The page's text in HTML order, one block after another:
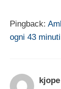
Pingback:
ogni 43